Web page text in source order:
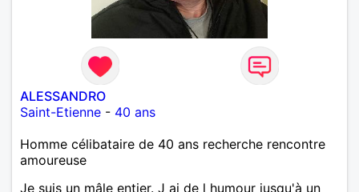
ALESSANDRO
Saint-Etienne - 40 ans
Homme célibataire de 40 ans recherche rencontre
amoureuse
Je suis un mâle entier. J ai de l humour jusqu'à un